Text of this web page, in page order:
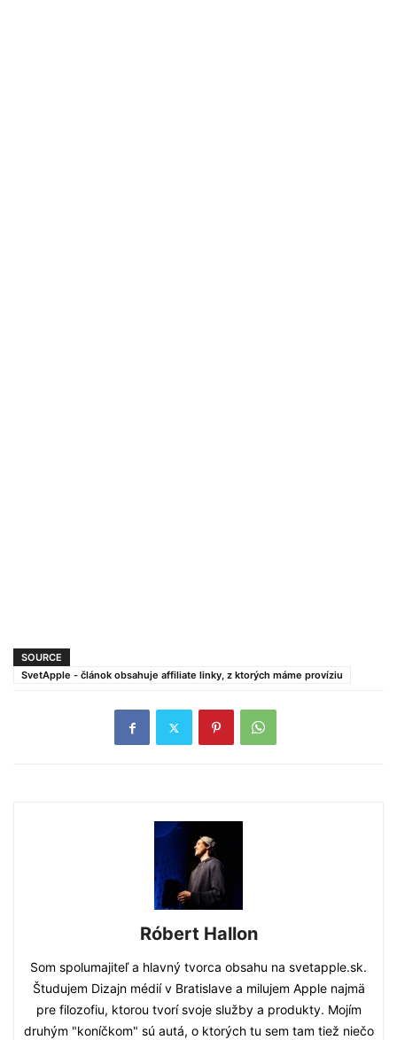
SOURCE
SvetApple - článok obsahuje affiliate linky, z ktorých máme províziu
Róbert Hallon
Som spolumajiteľ a hlavný tvorca obsahu na svetapple.sk.
Študujem Dizajn médií v Bratislave a milujem Apple najmä
pre filozofiu, ktorou tvorí svoje služby a produkty. Mojím
druhým "koníčkom" sú autá, o ktorých tu sem tam tiež niečo